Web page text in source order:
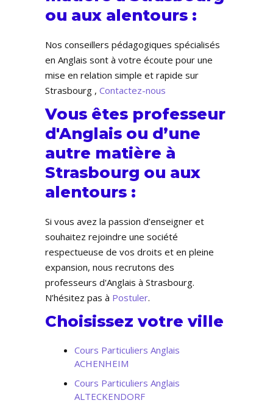
ou aux alentours :
Nos conseillers pédagogiques spécialisés
en Anglais sont à votre écoute pour une
mise en relation simple et rapide sur
Strasbourg , Contactez-nous
Vous êtes professeur
d'Anglais ou d’une
autre matière à
Strasbourg ou aux
alentours :
Si vous avez la passion d’enseigner et
souhaitez rejoindre une société
respectueuse de vos droits et en pleine
expansion, nous recrutons des
professeurs d'Anglais à Strasbourg.
N’hésitez pas à Postuler.
Choisissez votre ville
Cours Particuliers Anglais
ACHENHEIM
Cours Particuliers Anglais
ALTECKENDORF